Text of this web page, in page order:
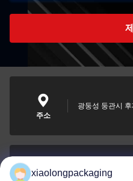
주소
광둥성 둥관시
xiaolongpackaging